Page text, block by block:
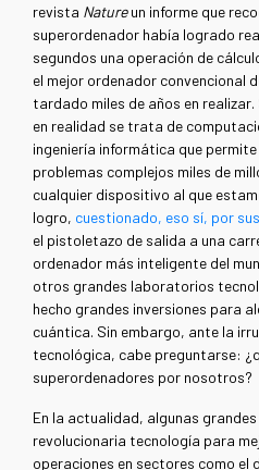
revista Natureun informe que
superordenador había logrado
segundos una operación de
el mejor ordenador convencional
tardado miles de años en
en realidad se trata de
ingeniería informática que
problemas complejos miles de
cualquier dispositivo al que
logro, cuestionado, eso sí, por
el pistoletazo de salida a una
ordenador más inteligente del
otros grandes laboratorios
hecho grandes inversiones para
cuántica. Sin embargo, ante la
tecnológica, cabe preguntarse:
superordenadores por nosotros?
En la actualidad, algunas
revolucionaria tecnología para
operaciones en sectores como el